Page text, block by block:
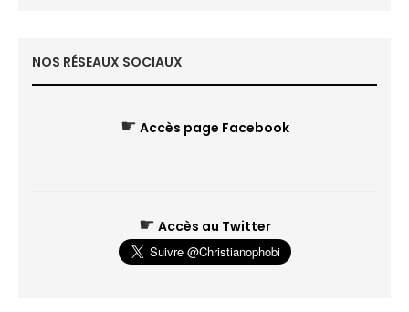
NOS RÉSEAUX SOCIAUX
☛ Accès page Facebook
☛ Accès au Twitter